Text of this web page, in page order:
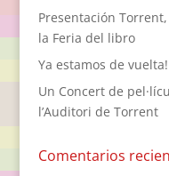
Presentación
la Feria del libro
Ya estamos de vuelta!
Un Concert de
l’Auditori de Torrent
Comentarios